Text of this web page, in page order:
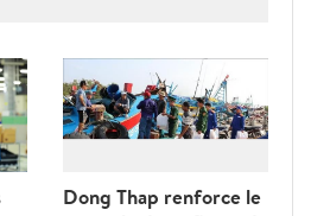
stratégique et de mise
contribuant ainsi à
stratégique
le Vietnam et l’Inde.
Dong Thap renforce le